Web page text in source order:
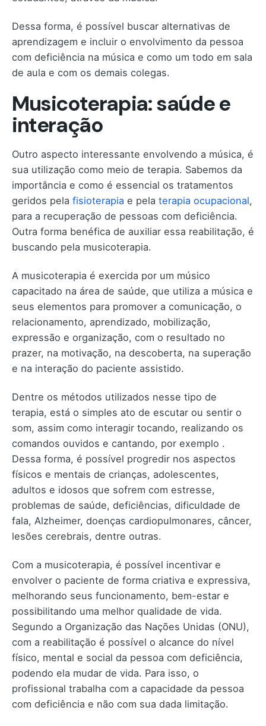
Dessa forma, é possível buscar alternativas de
aprendizagem e incluir o envolvimento da pessoa
com deficiência na música e como um todo em sala
de aula e com os demais colegas.
Musicoterapia: saúde e
interação
Outro aspecto interessante envolvendo a música, é
sua utilização como meio de terapia. Sabemos da
importância e como é essencial os tratamentos
geridos pela fisioterapia e pela terapia ocupacional,
para a recuperação de pessoas com deficiência.
Outra forma benéfica de auxiliar essa reabilitação, é
buscando pela musicoterapia.
A musicoterapia é exercida por um músico
capacitado na área de saúde, que utiliza a música e
seus elementos para promover a comunicação, o
relacionamento, aprendizado, mobilização,
expressão e organização, com o resultado no
prazer, na motivação, na descoberta, na superação
e na interação do paciente assistido.
Dentre os métodos utilizados nesse tipo de
terapia, está o simples ato de escutar ou sentir o
som, assim como interagir tocando, realizando os
comandos ouvidos e cantando, por exemplo .
Dessa forma, é possível progredir nos aspectos
físicos e mentais de crianças, adolescentes,
adultos e idosos que sofrem com estresse,
problemas de saúde, deficiências, dificuldade de
fala, Alzheimer, doenças cardiopulmonares, câncer,
lesões cerebrais, dentre outras.
Com a musicoterapia, é possível incentivar e
envolver o paciente de forma criativa e expressiva,
melhorando seus funcionamento, bem-estar e
possibilitando uma melhor qualidade de vida.
Segundo a Organização das Nações Unidas (ONU),
com a reabilitação é possível o alcance do nível
físico, mental e social da pessoa com deficiência,
podendo ela mudar de vida. Para isso, o
profissional trabalha com a capacidade da pessoa
com deficiência e não com sua dada limitação.